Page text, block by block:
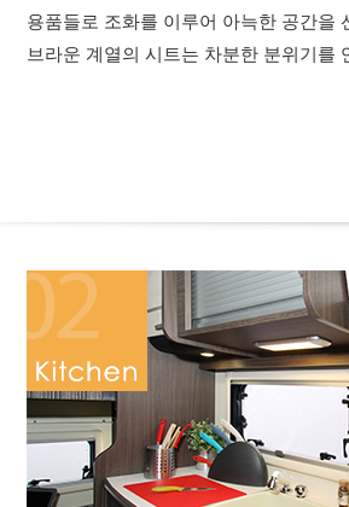
용품들로 조화를 이루어 아늑한 공간을
브라운 계열의 시트는 차분한 분위기를